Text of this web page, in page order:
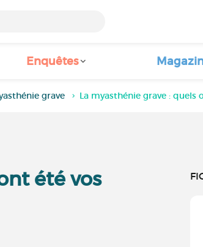
Enquêtes
grave La myasthénie grave :
été vos